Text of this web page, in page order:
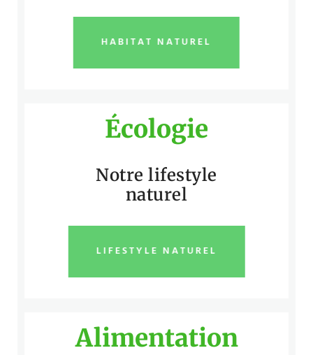
HABITAT NATUREL
Écologie
Notre lifestyle
naturel
LIFESTYLE NATUREL
Alimentation